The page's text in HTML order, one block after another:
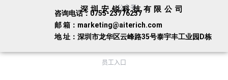
公众号
深圳安锐科技有限公司
咨询电话：0755-23776237
邮 箱：marketing@aiterich.com
地 址：深圳市龙华区云峰路35号泰宇丰工业园D栋
员工入口